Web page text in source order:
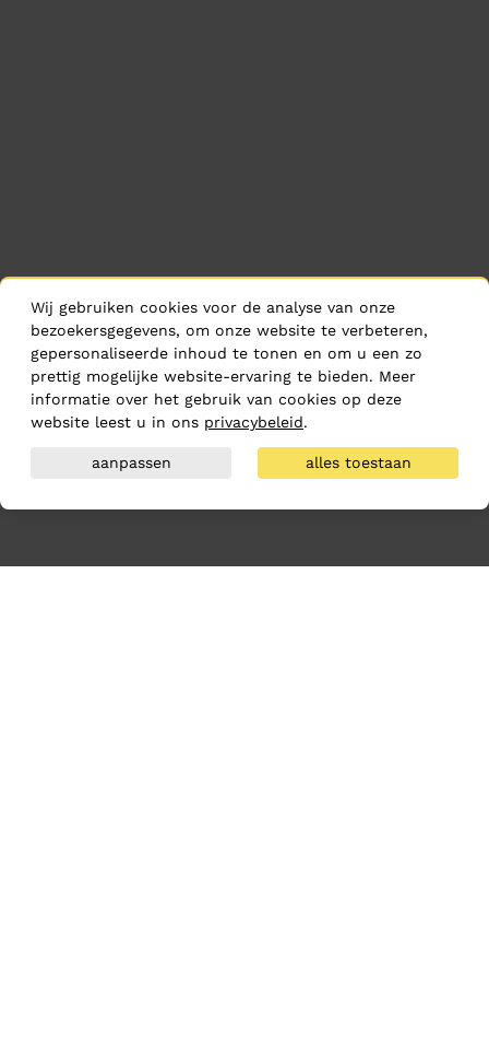
Wij gebruiken cookies voor de analyse van onze
bezoekersgegevens, om onze website te verbeteren,
gepersonaliseerde inhoud te tonen en om u een zo
prettig mogelijke website-ervaring te bieden. Meer
informatie over het gebruik van cookies op deze
website leest u in ons privacybeleid.
aanpassen alles toestaan